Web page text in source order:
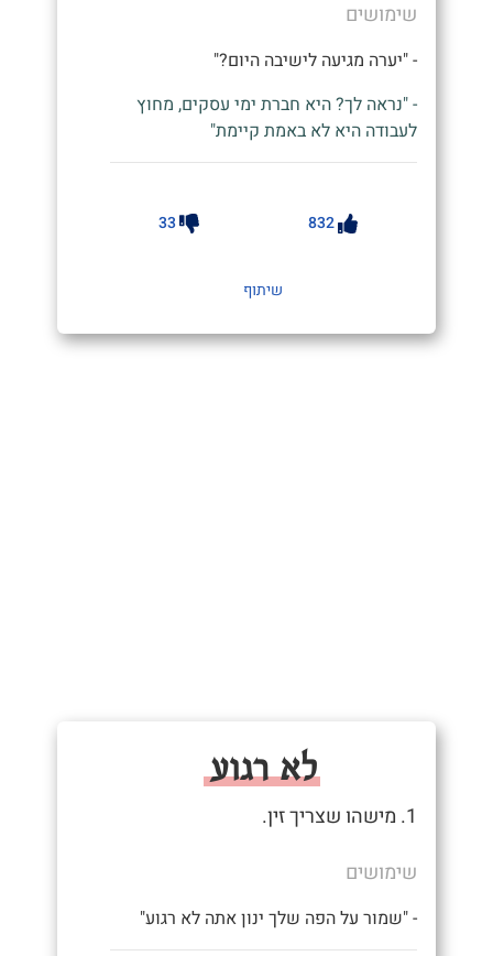
שימושים
- "יערה מגיעה לישיבה היום?"
- "נראה לך? היא חברת ימי עסקים, מחוץ
לעבודה היא לא באמת קיימת"
832
33
שיתוף
לא רגוע
1. מישהו שצריך זין.
שימושים
- "שמור על הפה שלך ינון אתה לא רגוע"